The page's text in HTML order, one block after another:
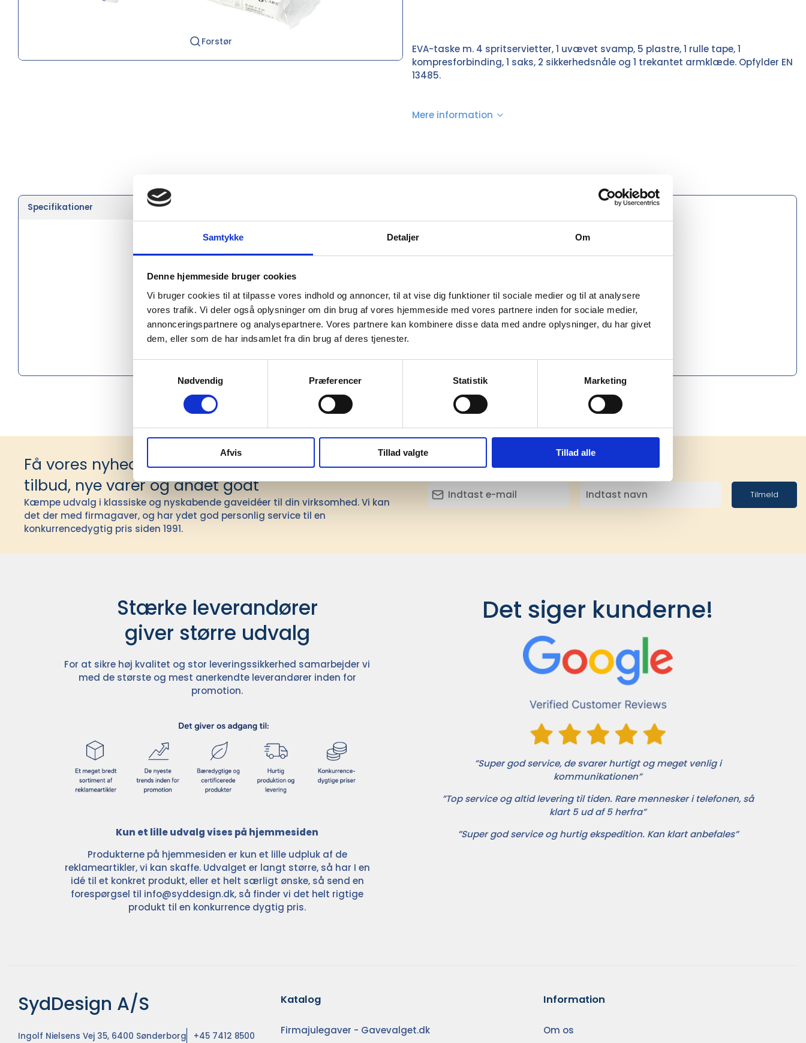
Samtykke Detaljer Om
Denne hjemmeside bruger cookies
Vi bruger cookies til at tilpasse vores indhold og annoncer, til at vise dig funktioner til sociale medier og til at analysere
vores trafik. Vi deler også oplysninger om din brug af vores hjemmeside med vores partnere inden for sociale medier,
annonceringspartnere og analysepartnere. Vores partnere kan kombinere disse data med andre oplysninger, du har givet
dem, eller som de har indsamlet fra din brug af deres tjenester.
Nødvendig
Præferencer Statistik Marketing
Afvis Tillad valgte Tillad alle
Forstør
EVA-taske m. 4 spritservietter, 1 uvævet svamp, 5 plastre, 1 rulle tape, 1
kompresforbinding, 1 saks, 2 sikkerhedsnåle og 1 trekantet armklæde. Opfylder EN
13485.
Mere information
Specifikationer
Længde (cm) 10,00
Højde (cm) 12,00
Materiale
Social audit BSCI
Oprindelsesland Kina
PMS farve 485C
Få vores nyhedsbrev med information om
tilbud, nye varer og andet godt
Kæmpe udvalg i klassiske og nyskabende gaveidéer til din virksomhed. Vi kan
det der med firmagaver, og har ydet god personlig service til en
konkurrencedygtig pris siden 1991.
Tilmeld
Stærke leverandører
giver større udvalg
For at sikre høj kvalitet og stor leveringssikkerhed samarbejder vi
med de største og mest anerkendte leverandører inden for
promotion.
Kun et lille udvalg vises på hjemmesiden
Produkterne på hjemmesiden er kun et lille udpluk af de
reklameartikler, vi kan skaffe. Udvalget er langt større, så har I en
idé til et konkret produkt, eller et helt særligt ønske, så send en
forespørgsel til info@syddesign.dk, så finder vi det helt rigtige
produkt til en konkurrence dygtig pris.
Det siger kunderne!
”Super god service, de svarer hurtigt og meget venlig i
kommunikationen”
”Top service og altid levering til tiden. Rare mennesker i telefonen, så
klart 5 ud af 5 herfra”
”Super god service og hurtig ekspedition. Kan klart anbefales”
SydDesign A/S
Ingolf Nielsens Vej 35, 6400 Sønderborg +45 7412 8500
Katalog
Firmajulegaver - Gavevalget.dk
Information
Om os